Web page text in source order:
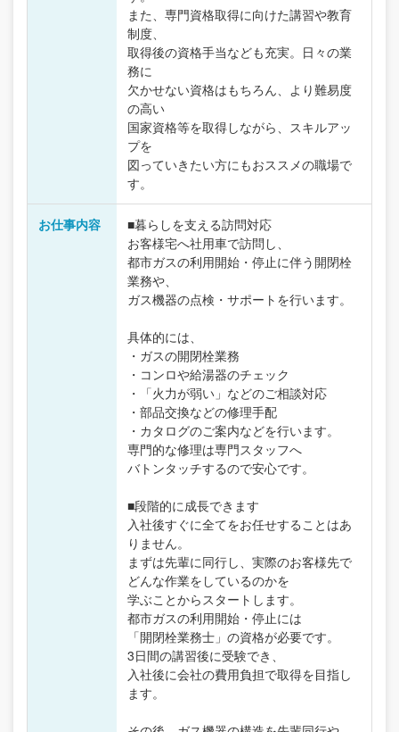
また、専門資格取得に向けた講習や教育
制度、
取得後の資格手当なども充実。日々の業
務に
欠かせない資格はもちろん、より難易度
の高い
国家資格等を取得しながら、スキルアッ
プを
図っていきたい方にもおススメの職場で
す。
お仕事内容
■暮らしを支える訪問対応
お客様宅へ社用車で訪問し、
都市ガスの利用開始・停止に伴う開閉栓
業務や、
ガス機器の点検・サポートを行います。
具体的には、
・ガスの開閉栓業務
・コンロや給湯器のチェック
・「火力が弱い」などのご相談対応
・部品交換などの修理手配
・カタログのご案内などを行います。
専門的な修理は専門スタッフへ
バトンタッチするので安心です。
■段階的に成長できます
入社後すぐに全てをお任せすることはあ
りません。
まずは先輩に同行し、実際のお客様先で
どんな作業をしているのかを
学ぶことからスタートします。
都市ガスの利用開始・停止には
「開閉栓業務士」の資格が必要です。
3日間の講習後に受験でき、
入社後に会社の費用負担で取得を目指し
ます。